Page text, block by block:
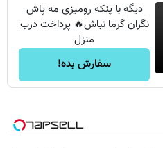
دیگه با پنکه رومیزی مه پاش
نگران گرما نباش🔥 پرداخت درب
منزل
سفارش بده!